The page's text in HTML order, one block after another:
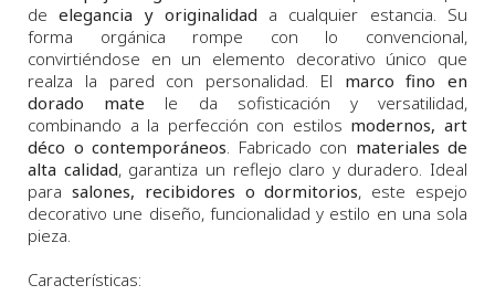
deelegancia y originalidad a cualquier estancia. Su
forma orgánica rompe con lo convencional,
convirtiéndose en un elemento decorativo único que
realza la pared con personalidad. El marco fino en
dorado mate le da sofisticación y versatilidad,
combinando a la perfección con estilos modernos, art
déco o contemporáneos . Fabricado con materiales de
alta calidad, garantiza un reflejo claro y duradero. Ideal
para salones, recibidores o dormitorios, este espejo
decorativo une diseño, funcionalidad y estilo en una sola
pieza.
Características: